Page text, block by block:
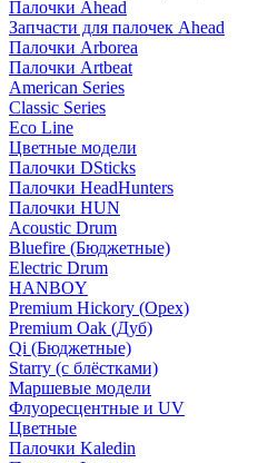
Палочки Ahead
Запчасти для палочек Ahead
Палочки Arborea
Палочки Artbeat
American Series
Classic Series
Eco Line
Цветные модели
Палочки DSticks
Палочки HeadHunters
Палочки HUN
Acoustic Drum
Bluefire (Бюджетные)
Electric Drum
HANBOY
Premium Hickory (Орех)
Premium Oak (Дуб)
Qi (Бюджетные)
Starry (с блёстками)
Маршевые модели
Флуоресцентные и UV
Цветные
Палочки Kaledin